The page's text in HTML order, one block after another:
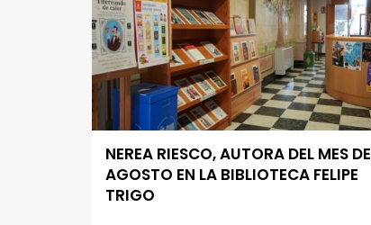
NEREA RIESCO, AUTORA DEL MES DE
AGOSTO EN LA BIBLIOTECA FELIPE
TRIGO